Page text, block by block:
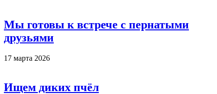
Мы готовы к встрече с пернатыми
друзьями
17 марта 2026
Ищем диких пчёл